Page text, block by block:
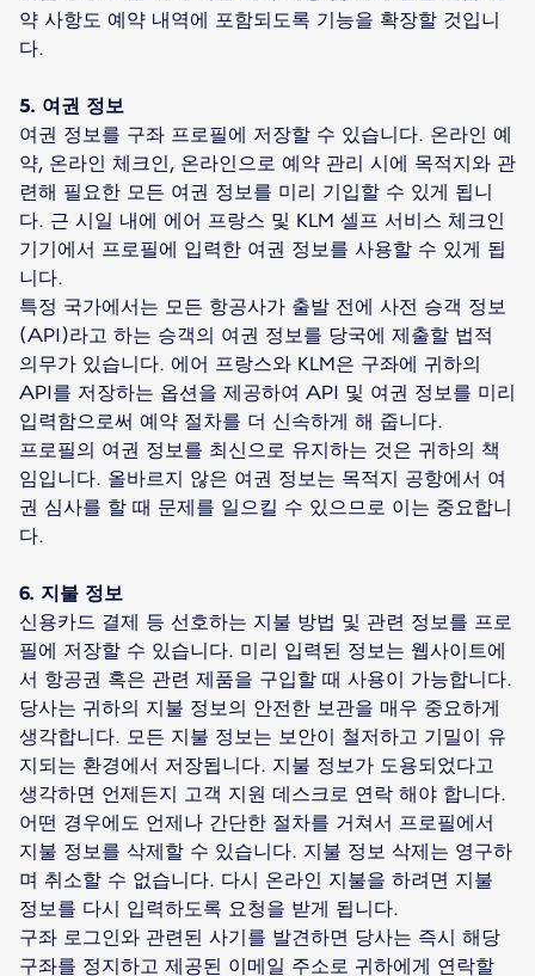
약 사항도 예약 내역에 포함되도록 기능을 확장할 것입니
다.
5. 여권 정보
여권 정보를 구좌 프로필에 저장할 수 있습니다. 온라인 예
약, 온라인 체크인, 온라인으로 예약 관리 시에 목적지와 관
련해 필요한 모든 여권 정보를 미리 기입할 수 있게 됩니
다. 근 시일 내에 에어 프랑스 및 KLM 셀프 서비스 체크인
기기에서 프로필에 입력한 여권 정보를 사용할 수 있게 됩
니다.
특정 국가에서는 모든 항공사가 출발 전에 사전 승객 정보
(API)라고 하는 승객의 여권 정보를 당국에 제출할 법적
의무가 있습니다. 에어 프랑스와 KLM은 구좌에 귀하의
API를 저장하는 옵션을 제공하여 API 및 여권 정보를 미리
입력함으로써 예약 절차를 더 신속하게 해 줍니다.
프로필의 여권 정보를 최신으로 유지하는 것은 귀하의 책
임입니다. 올바르지 않은 여권 정보는 목적지 공항에서 여
권 심사를 할 때 문제를 일으킬 수 있으므로 이는 중요합니
다.
6. 지불 정보
신용카드 결제 등 선호하는 지불 방법 및 관련 정보를 프로
필에 저장할 수 있습니다. 미리 입력된 정보는 웹사이트에
서 항공권 혹은 관련 제품을 구입할 때 사용이 가능합니다.
당사는 귀하의 지불 정보의 안전한 보관을 매우 중요하게
생각합니다. 모든 지불 정보는 보안이 철저하고 기밀이 유
지되는 환경에서 저장됩니다. 지불 정보가 도용되었다고
생각하면 언제든지 고객 지원 데스크로 연락 해야 합니다.
어떤 경우에도 언제나 간단한 절차를 거쳐서 프로필에서
지불 정보를 삭제할 수 있습니다. 지불 정보 삭제는 영구하
며 취소할 수 없습니다. 다시 온라인 지불을 하려면 지불
정보를 다시 입력하도록 요청을 받게 됩니다.
구좌 로그인와 관련된 사기를 발견하면 당사는 즉시 해당
구좌를 정지하고 제공된 이메일 주소로 귀하에게 연락할